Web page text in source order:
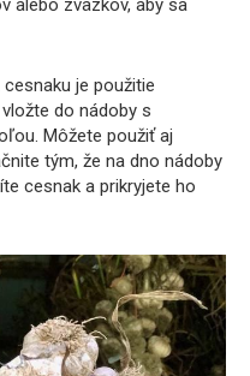
alebo zväzkov, aby sa
je použitie
do nádoby s
Môžete použiť aj
tým, že na dno nádoby
cesnak a prikryjete ho